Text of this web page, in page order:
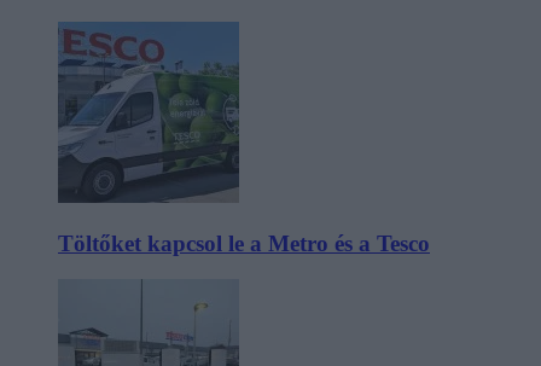
Töltőket kapcsol le a Metro és a Tesco